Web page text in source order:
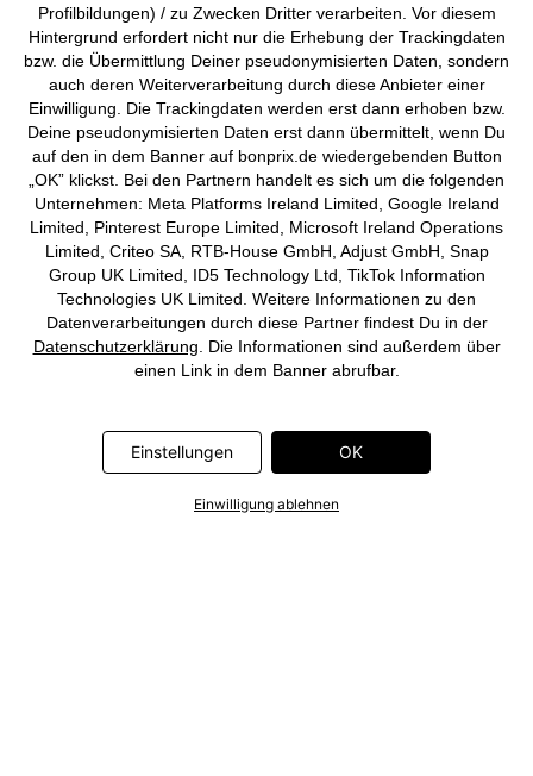
Lass Dich von uns für Deinen grossen Tag inspirieren und entdecke
Deine Lieblingsdessous. In unserem Online-Shop findest Du
traumhafte Hochzeitsunterwäsche für Damen. Mit unserer grossen
Auswahl an Designs findet jede Braut die Dessous, die perfekt zu
ihrem Hochzeitskleid passen. Durch die hochwertig ausgewählten
Materialien und die Liebe zum Detail wirst Du Dich an Deinem
besonderen Tag rundum wohlfühlen. Erlebe unvergessliche
Momente mit edlen Hochzeitsdessous von bonprix und bestelle noch
heute Deine Lieblingswäsche in unserem Online-Shop. Lass Dich
einfach von unseren traumhaft günstigen Preisen verzaubern und
vollende Deinen Look mit unwiderstehlichen Brautdessous.
Mehr von bonprix auf
Preisangaben inkl. gesetzl. MwSt. und zzgl.Service- &
Versandkosten
AGB Datenschutz Cookie-Einstellungen Impressum
Vertrag widerrufen
©2026 bonprix.Alle Rechte vorbehalten.
Deutsch Français
Profilbildungen) / zu Zwecken Dritter verarbeiten. Vor diesem
Hintergrund erfordert nicht nur die Erhebung der Trackingdaten
bzw. die Übermittlung Deiner pseudonymisierten Daten, sondern
auch deren Weiterverarbeitung durch diese Anbieter einer
Einwilligung. Die Trackingdaten werden erst dann erhoben bzw.
Deine pseudonymisierten Daten erst dann übermittelt, wenn Du
auf den in dem Banner auf bonprix.de wiedergebenden Button
„OK” klickst. Bei den Partnern handelt es sich um die folgenden
Unternehmen: Meta Platforms Ireland Limited, Google Ireland
Limited, Pinterest Europe Limited, Microsoft Ireland Operations
Limited, Criteo SA, RTB-House GmbH, Adjust GmbH, Snap
Group UK Limited, ID5 Technology Ltd, TikTok Information
Technologies UK Limited. Weitere Informationen zu den
Datenverarbeitungen durch diese Partner findest Du in der
Datenschutzerklärung . Die Informationen sind außerdem über
einen Link in dem Banner abrufbar.
Einstellungen OK
Einwilligung ablehnen